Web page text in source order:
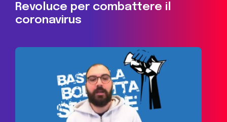
Revoluce per combattere il
coronavirus